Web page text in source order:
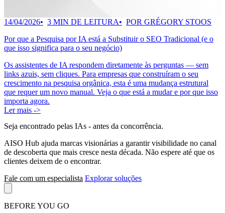
14/04/2026 3 MIN DE LEITURA
POR GRÉGORY STOOS
Por que a Pesquisa por IA está a Substituir o SEO Tradicional (e o
que isso significa para o seu negócio)
Os assistentes de IA respondem diretamente às perguntas — sem
links azuis, sem cliques. Para empresas que construíram o seu
crescimento na pesquisa orgânica, esta é uma mudança estrutural
que requer um novo manual. Veja o que está a mudar e por que isso
importa agora.
Ler mais ->
Seja encontrado pelas IAs - antes da concorrência.
AISO Hub ajuda marcas visionárias a garantir visibilidade no canal
de descoberta que mais cresce nesta década. Não espere até que os
clientes deixem de o encontrar.
Fale com um especialista Explorar soluções
BEFORE YOU GO